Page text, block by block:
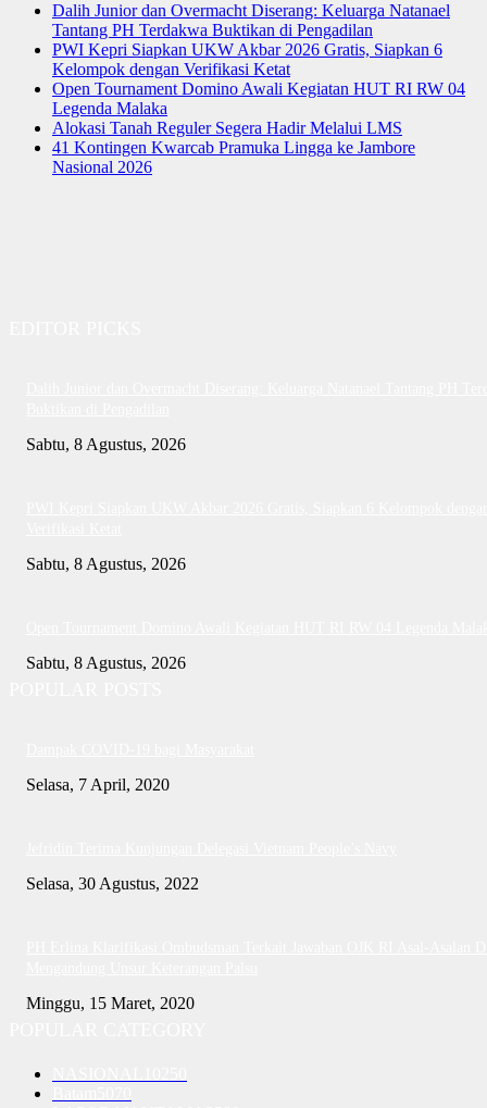
Dalih Junior dan Overmacht Diserang: Keluarga Natanael
Tantang PH Terdakwa Buktikan di Pengadilan
PWI Kepri Siapkan UKW Akbar 2026 Gratis, Siapkan 6
Kelompok dengan Verifikasi Ketat
Open Tournament Domino Awali Kegiatan HUT RI RW 04
Legenda Malaka
Alokasi Tanah Reguler Segera Hadir Melalui LMS
41 Kontingen Kwarcab Pramuka Lingga ke Jambore
Nasional 2026
Sabtu, 8 Agustus, 2026
Sabtu, 8 Agustus, 2026
Sabtu, 8 Agustus, 2026
Selasa, 7 April, 2020
Selasa, 30 Agustus, 2022
Minggu, 15 Maret, 2020